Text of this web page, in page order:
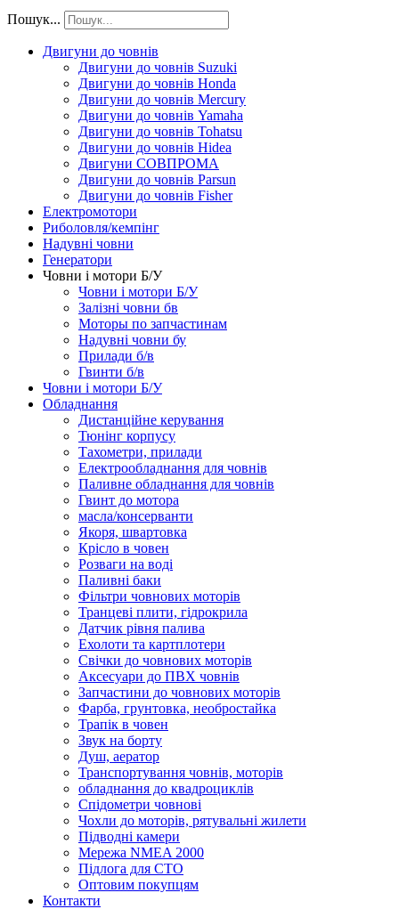
Пошук...
Двигуни до човнів
Двигуни до човнів Suzuki
Двигуни до човнів Honda
Двигуни до човнів Mercury
Двигуни до човнів Yamaha
Двигуни до човнів Tohatsu
Двигуни до човнів Hidea
Двигуни СОВПРОМА
Двигуни до човнів Parsun
Двигуни до човнів Fisher
Електромотори
Риболовля/кемпінг
Надувні човни
Генератори
Човни і мотори Б/У
Човни і мотори Б/У
Залізні човни бв
Моторы по запчастинам
Надувні човни бу
Прилади б/в
Гвинти б/в
Човни і мотори Б/У
Обладнання
Дистанційне керування
Тюнінг корпусу
Тахометри, прилади
Електрообладнання для човнів
Паливне обладнання для човнів
Гвинт до мотора
масла/консерванти
Якоря, швартовка
Крісло в човен
Розваги на воді
Паливні баки
Фільтри човнових моторів
Транцеві плити, гідрокрила
Датчик рівня палива
Ехолоти та картплотери
Cвічки до човнових моторів
Аксесуари до ПВХ човнів
Запчастини до човнових моторів
Фарба, грунтовка, необростайка
Трапік в човен
Звук на борту
Душ, аератор
Транспортування човнів, моторів
обладнання до квадроциклів
Спідометри човнові
Чохли до моторів, рятувальні жилети
Підводні камери
Мережа NMEA 2000
Підлога для СТО
Оптовим покупцям
Контакти